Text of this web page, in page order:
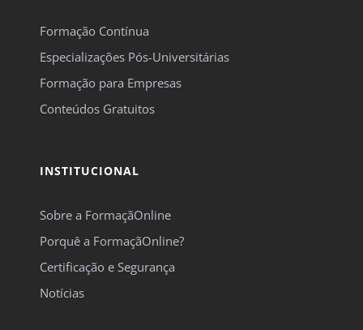
Formação Contínua
Especializações Pós-Universitárias
Formação para Empresas
Conteúdos Gratuitos
INSTITUCIONAL
Sobre a FormaçãOnline
Porquê a FormaçãOnline?
Certificação e Segurança
Notícias